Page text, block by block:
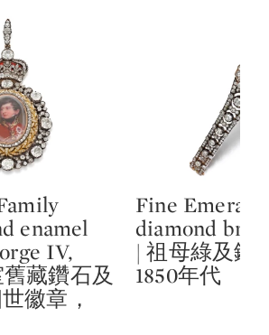
enamel
IV,
舊藏鑽石及
徽章，
Type: lot
Fine Emerald
diamond
| 祖母綠及鑽
1850年代